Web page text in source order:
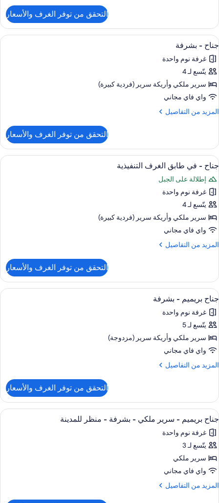
بغرف
متصلة
جناح
عائلي
-
غرفتا
نوم
متصلة
التحقق من توفر الغرف والأسعار
استعراض
جميع
صور
جناح
-
بشرفة
أغطية فراش متميزة وأسرّة بطبقة علوية
18
جناح - بشرفة
غرفة نوم واحدة
يتّسع لـ 4
سرير ملكي‫‬ وأريكة سرير (فردية كبيرة)
واي فاي مجاني
المزيد من التفاصيل
المزيد
جناح
بشرفة
التحقق من توفر الغرف والأسعار
استعراض
جميع
صور
جناح
-
في
طابق
الغرف
التنفيذية
أغطية فراش متميزة وأسرّة بطبقة علوية
9
جناح - في طابق الغرف التنفيذية
إطلالة على الجبل
غرفة نوم واحدة
يتّسع لـ 4
سرير ملكي‫‬ وأريكة سرير (فردية كبيرة)
واي فاي مجاني
المزيد من التفاصيل
المزيد
جناح
في
طابق
الغرف
التنفيذية
التحقق من توفر الغرف والأسعار
استعراض
جميع
صور
جناح
بريميم
-
بشرفة
أغطية فراش متميزة وأسرّة بطبقة علوية
1
جناح بريميم - بشرفة
غرفة نوم واحدة
يتّسع لـ 5
سرير ملكي‫‬ وأريكة سرير (مزدوجة)
واي فاي مجاني
المزيد من التفاصيل
المزيد
جناح
بريميم
-
بشرفة
التحقق من توفر الغرف والأسعار
استعراض
جميع
صور
جناح
بريميم
-
سرير
ملكي
أغطية فراش متميزة وأسرّة بطبقة علوية
1
جناح بريميم - سرير ملكي - بشرفة - منظر للمدينة
غرفة نوم واحدة
يتّسع لـ 3
سرير ملكي
واي فاي مجاني
المزيد من التفاصيل
المزيد